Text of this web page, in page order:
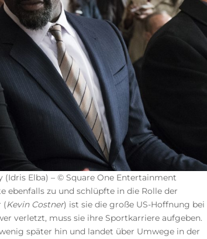
(Idris Elba) – © Square One Entertainment
ebenfalls zu und schlüpfte in die Rolle der
(Kevin Costner) ist sie die große US-Hoffnung bei
verletzt, muss sie ihre Sportkarriere aufgeben.
später hin und landet über Umwege in der